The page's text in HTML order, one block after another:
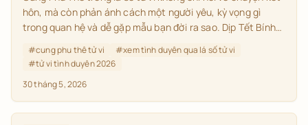
hôn, mà còn phản ánh cách một người yêu, kỳ vọng gì
trong quan hệ và dễ gặp mẫu bạn đời ra sao. Dịp Tết Bính
2026 dưới góc nhìn học thuật, rõ ràng và thực tế hơn.
#cung phu thê tử vi #xem tình duyên qua lá số tử vi
#tử vi tình duyên 2026
30 tháng 5, 2026